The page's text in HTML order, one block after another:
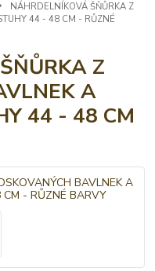
NÁHRDELNÍKOVÁ ŠŇŮRKA Z
44 - 48 CM - RŮZNÉ
Z
A
44 - 48 CM